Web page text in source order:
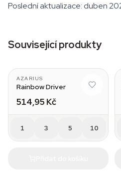
Poslední aktualizace: duben
Související produkty
AZARIUS
Rainbow Driver
514,95 Kč
1 3 5 10